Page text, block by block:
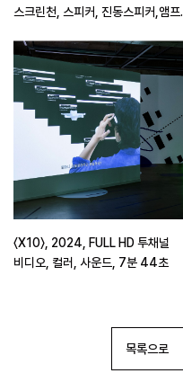
스크린천, 스피커, 진동스피커,앰프,
Video 5분, 1개채널 FHD Video
8분
〈X10〉, 2024, FULL HD 투채널
비디오, 컬러, 사운드, 7분 44초
목록으로